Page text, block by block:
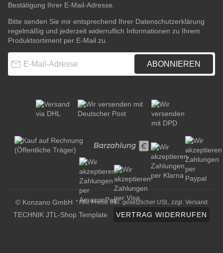
Bestätigung Ihrer E-Mail-Adresse.
Bitte senden Sie mir entsprechend Ihrer Datenschutzerklärung
regelmäßig und jederzeit widerruflich Informationen zu Ihrem
Produktsortiment per E-Mail zu.
ABONNIEREN
© Konzano GmbH * Alle Preise inkl. gesetzlicher USt., zzgl. Versand
TECHNIK JTL-Shop Template VERTRAG WIDERRUFEN